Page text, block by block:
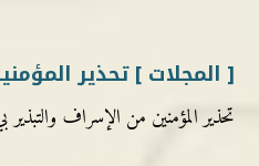
[ المجلات ] تحذير
تحذير المؤمنين من الإسراف